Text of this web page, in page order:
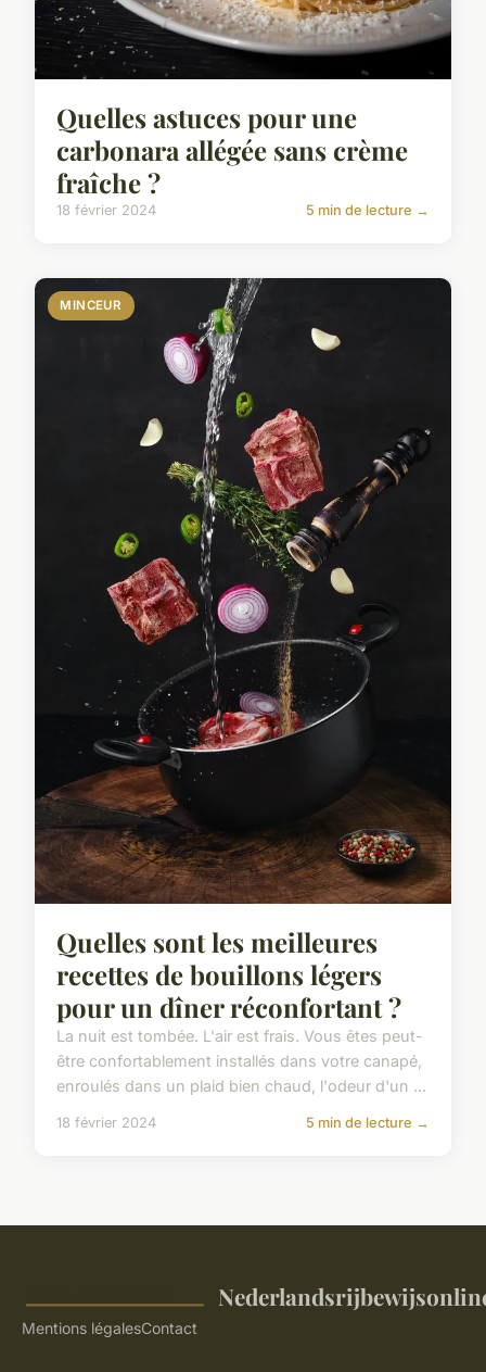
Quelles astuces pour une
carbonara allégée sans crème
fraîche ?
18 février 2024 5 min de lecture →
MINCEUR
Quelles sont les meilleures
recettes de bouillons légers
pour un dîner réconfortant ?
La nuit est tombée. L'air est frais. Vous êtes peut-
être confortablement installés dans votre canapé,
enroulés dans un plaid bien chaud, l'odeur d'un ...
18 février 2024 5 min de lecture →
Mentions légalesContact